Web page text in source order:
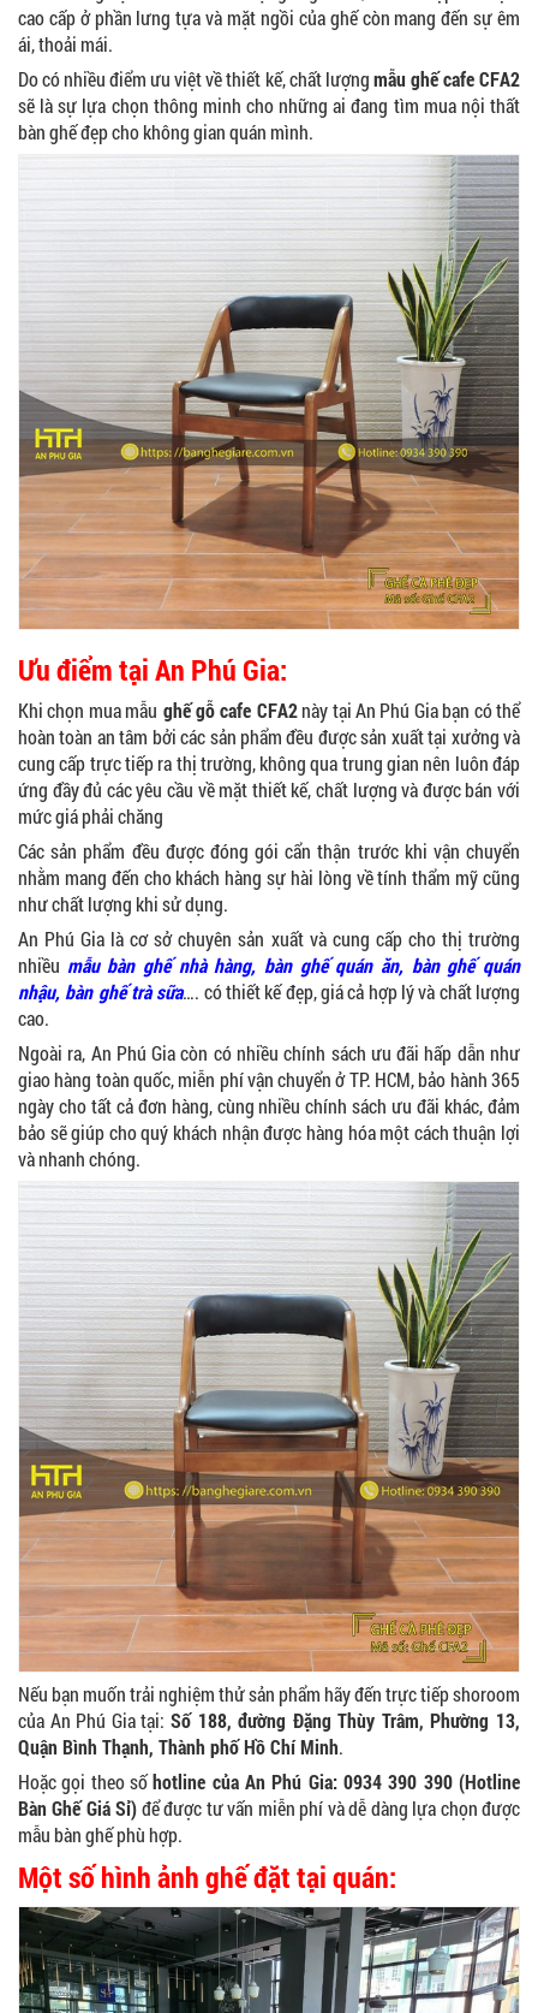
cao cấp ở phần lưng tựa và mặt ngồi của ghế còn mang đến sự êm
ái, thoải mái.
Do có nhiều điểm ưu việt về thiết kế, chất lượngmẫu ghế cafe CFA2
sẽ là sự lựa chọn thông minh cho những ai đang tìm mua nội thất
bàn ghế đẹp cho không gian quán mình.
Ưu điểm tại An Phú Gia:
Khi chọn mua mẫu ghế gỗ cafe CFA2này tại An Phú Gia bạn có thể
hoàn toàn an tâm bởi các sản phẩm đều được sản xuất tại xưởng và
cung cấp trực tiếp ra thị trường, không qua trung gian nên luôn đáp
ứng đầy đủ các yêu cầu về mặt thiết kế, chất lượng và được bán với
mức giá phải chăng
Các sản phẩm đều được đóng gói cẩn thận trước khi vận chuyển
nhằm mang đến cho khách hàng sự hài lòng về tính thẩm mỹ cũng
như chất lượng khi sử dụng.
An Phú Gia là cơ sở chuyên sản xuất và cung cấp cho thị trường
nhiều mẫu bàn ghế nhà hàng, bàn ghế quán ăn, bàn ghế quán
nhậu, bàn ghế trà sữa…. có thiết kế đẹp, giá cả hợp lý và chất lượng
cao.
Ngoài ra, An Phú Gia còn có nhiều chính sách ưu đãi hấp dẫn như
giao hàng toàn quốc, miễn phí vận chuyển ở TP. HCM, bảo hành 365
ngày cho tất cả đơn hàng, cùng nhiều chính sách ưu đãi khác, đảm
bảo sẽ giúp cho quý khách nhận được hàng hóa một cách thuận lợi
và nhanh chóng.
Nếu bạn muốn trải nghiệm thử sản phẩm hãy đến trực tiếp shoroom
của An Phú Gia tại: Số 188, đường Đặng Thùy Trâm, Phường 13,
Quận Bình Thạnh, Thành phố Hồ Chí Minh.
Hoặc gọi theo sốhotline của An Phú Gia: 0934 390 390 (Hotline
Bàn Ghế Giá Sỉ)để được tư vấn miễn phí và dễ dàng lựa chọn được
mẫu bàn ghế phù hợp.
Một số hình ảnh ghế đặt tại quán: